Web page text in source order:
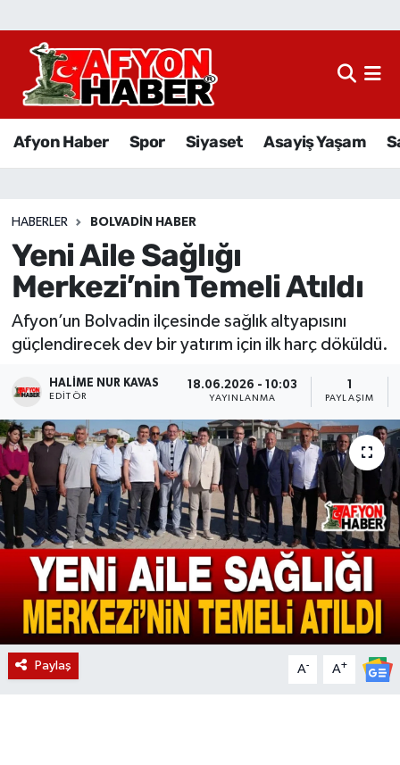
Afyon Haber Spor Siyaset Asayiş Yaşam
HABERLER BOLVADIN HABER
Yeni Aile Sağlığı
Merkezi’nin Temeli Atıldı
Afyon’un Bolvadin ilçesinde sağlık altyapısını
güçlendirecek dev bir yatırım için ilk harç döküldü.
HALIME NUR KAVAS
EDITÖR
18.06.2026 - 10:03
YAYINLANMA PAYLAŞIM
Paylaş A- A+
Afyon Haber
Sağlık
Eğitim
Sivil Toplum
Ekonomi
Magazin
Etkinlikler